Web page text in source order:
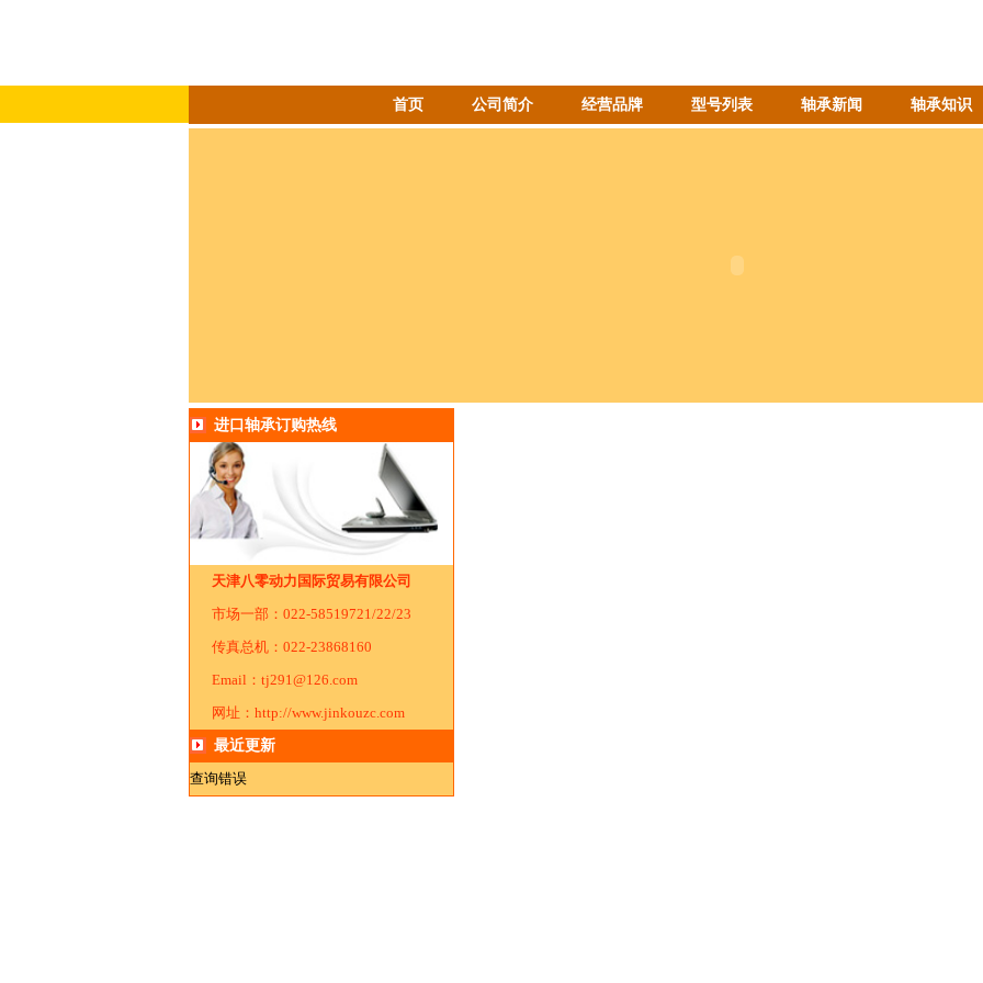
首页 公司简介 经营品牌 型号列表 轴承新闻 轴承知识
进口轴承订购热线
天津八零动力国际贸易有限公司
市场一部：022-58519721/22/23
传真总机：022-23868160
Email：tj291@126.com
网址：http://www.jinkouzc.com
最近更新
查询错误